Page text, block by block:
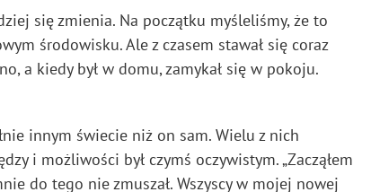
się zmienia. Na początku myśleliśmy, że to
środowisku. Ale z czasem stawał się coraz
a kiedy był w domu, zamykał się w pokoju.
innym świecie niż on sam. Wielu z nich
i możliwości był czymś oczywistym. „Zacząłem
do tego nie zmuszał. Wszyscy w mojej nowej